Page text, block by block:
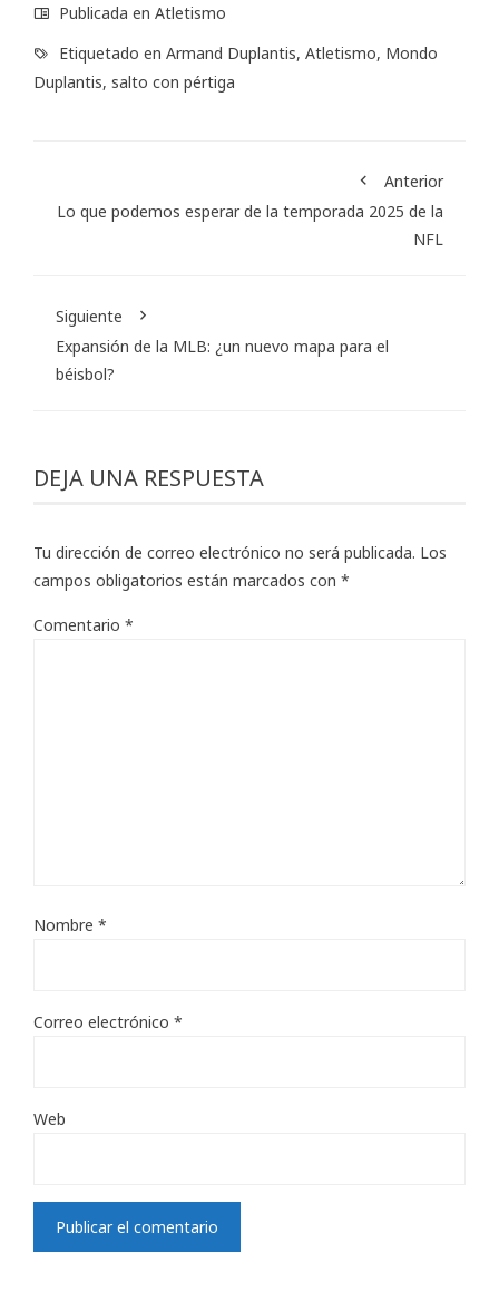
Publicada en Atletismo
Etiquetado en Armand Duplantis, Atletismo, Mondo
Duplantis, salto con pértiga
Anterior
Lo que podemos esperar de la temporada 2025 de la
NFL
Siguiente
Expansión de la MLB: ¿un nuevo mapa para el
béisbol?
DEJA UNA RESPUESTA
Tu dirección de correo electrónico no será publicada. Los
campos obligatorios están marcados con *
Comentario *
Nombre *
Correo electrónico *
Web